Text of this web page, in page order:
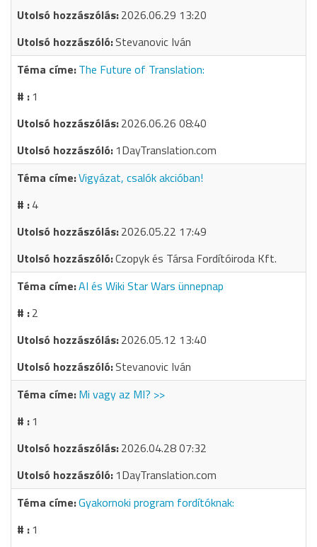
2026.06.29 13:20
Stevanovic Iván
The Future of Translation:
1
2026.06.26 08:40
1DayTranslation.com
Vigyázat, csalók akcióban!
4
2026.05.22 17:49
Czopyk és Társa Fordítóiroda Kft.
AI és Wiki Star Wars ünnepnap
2
2026.05.12 13:40
Stevanovic Iván
Mi vagy az MI? >>
1
2026.04.28 07:32
1DayTranslation.com
Gyakornoki program fordítóknak:
1